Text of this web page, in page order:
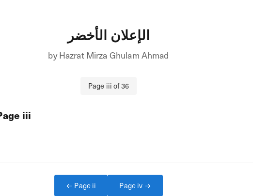
الإعلان الأخضر
byHazrat Mirza Ghulam Ahmad
Page iiiof36
iii
← Pageii Pageiv →